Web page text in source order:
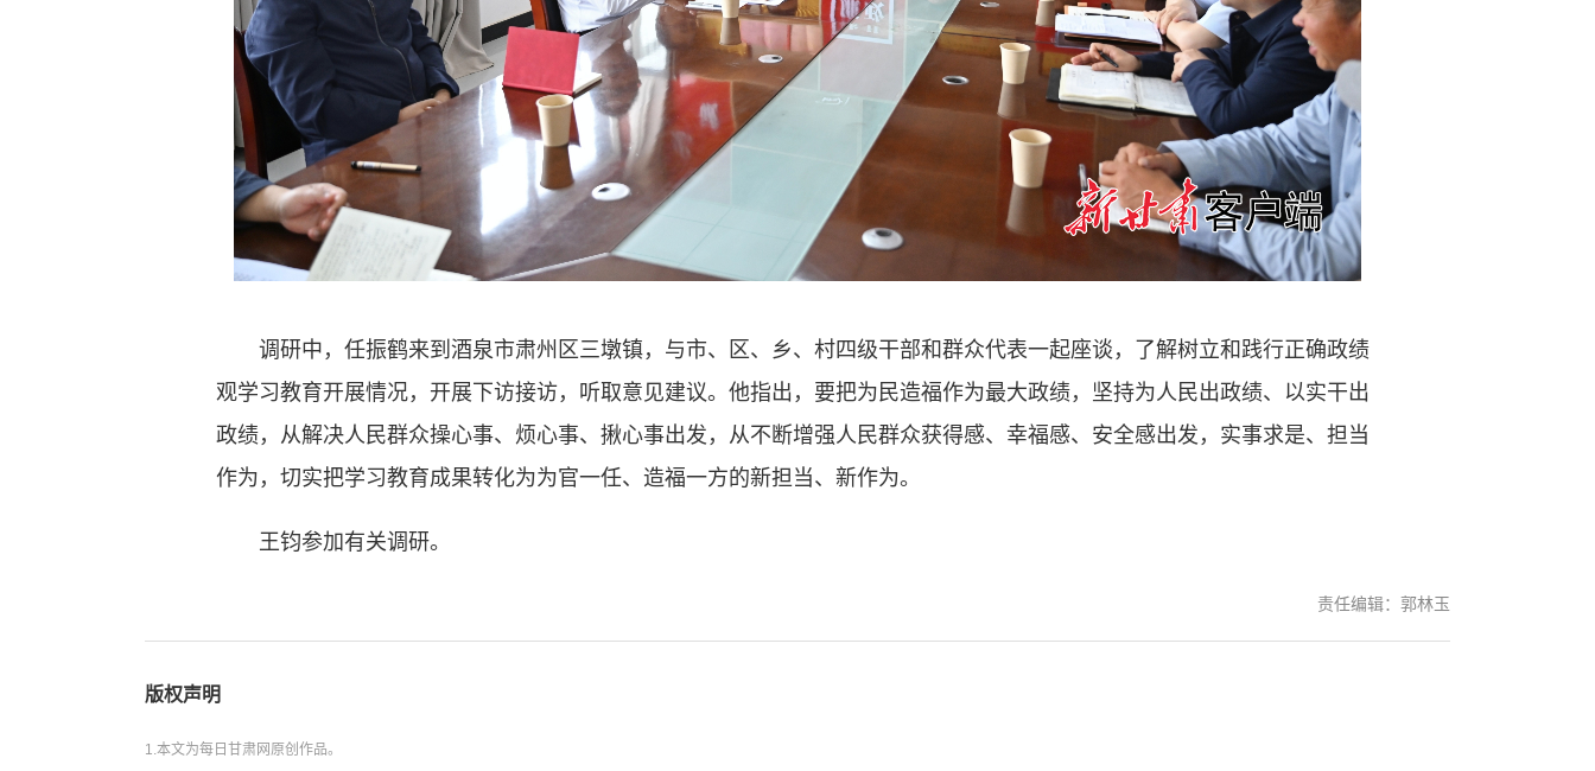
调研中，任振鹤来到酒泉市肃州区三墩镇，与市、区、乡、村四级干部和群众代表一起座谈，了解树立和践行正确政绩
观学习教育开展情况，开展下访接访，听取意见建议。他指出，要把为民造福作为最大政绩，坚持为人民出政绩、以实干出
政绩，从解决人民群众操心事、烦心事、揪心事出发，从不断增强人民群众获得感、幸福感、安全感出发，实事求是、担当
作为，切实把学习教育成果转化为为官一任、造福一方的新担当、新作为。
王钧参加有关调研。
责任编辑：郭林玉
版权声明
1.本文为每日甘肃网原创作品。